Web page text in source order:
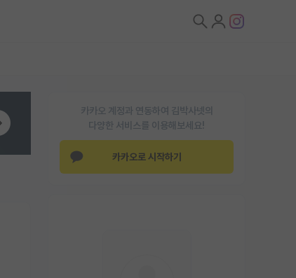
카카오 계정과 연동하여 김박사넷의
다양한 서비스를 이용해보세요!
카카오로 시작하기